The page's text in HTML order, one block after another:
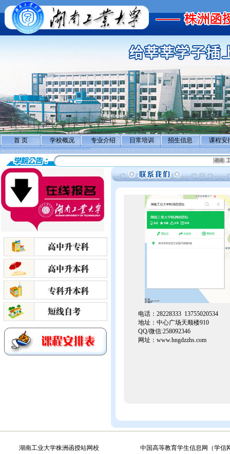
首 页 学校概况 专业介绍 日常培训 招生信息 课程安
湖南工
电话：28228333 13755020534
地址：中心广场天顺楼910
QQ/微信:258092346
网址： www.hngdzzhs.com
湖南工业大学株洲函授站网校 中国高等教育学生信息网（学信